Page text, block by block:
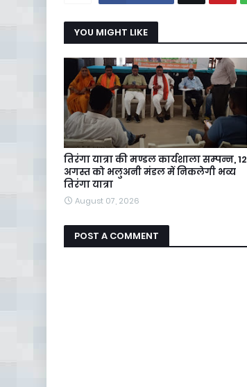
YOU MIGHT LIKE
तिरंगा यात्रा की मण्डल कार्यशाला सम्पन्न, 12
अगस्त को भलुअनी मंडल में निकलेगी भव्य
तिरंगा यात्रा
August 07, 2026
POST A COMMENT